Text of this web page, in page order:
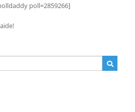
poll=2859266]